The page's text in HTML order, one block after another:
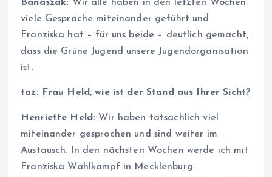
Banaszak: Wir alle haben in den letzten Wochen
viele Gespräche miteinander geführt und
Franziska hat – für uns beide – deutlich gemacht,
dass die Grüne Jugend unsere Jugendorganisation
ist.
taz: Frau Held, wie ist der Stand aus Ihrer Sicht?
Henriette Held: Wir haben tatsächlich viel
miteinander gesprochen und sind weiter im
Austausch. In den nächsten Wochen werde ich mit
Franziska Wahlkampf in Mecklenburg-